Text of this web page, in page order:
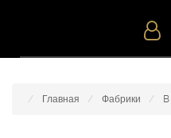
Главная Фабрики B